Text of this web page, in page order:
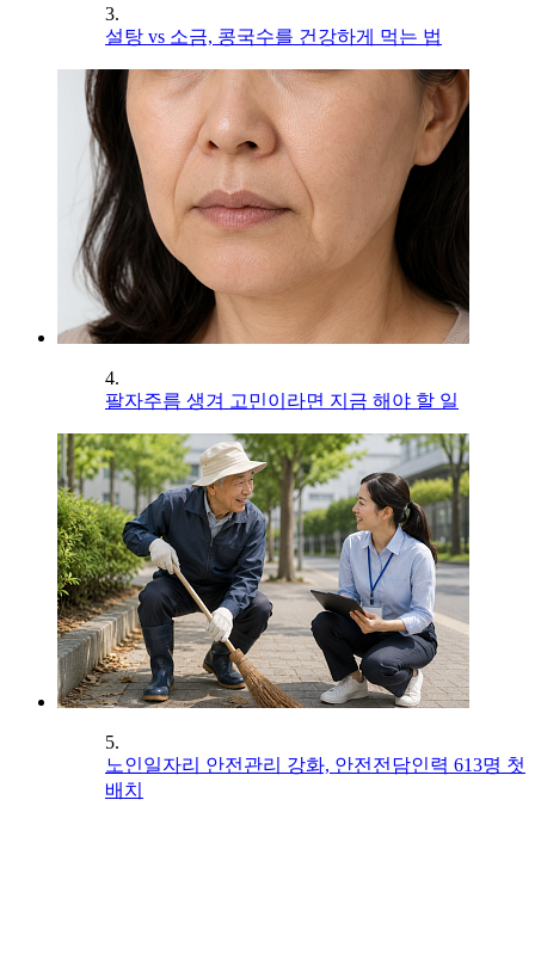
3.
설탕 vs 소금, 콩국수를 건강하게 먹는 법
4.
팔자주름 생겨 고민이라면 지금 해야 할 일
5.
노인일자리 안전관리 강화, 안전전담인력 613명 첫
배치